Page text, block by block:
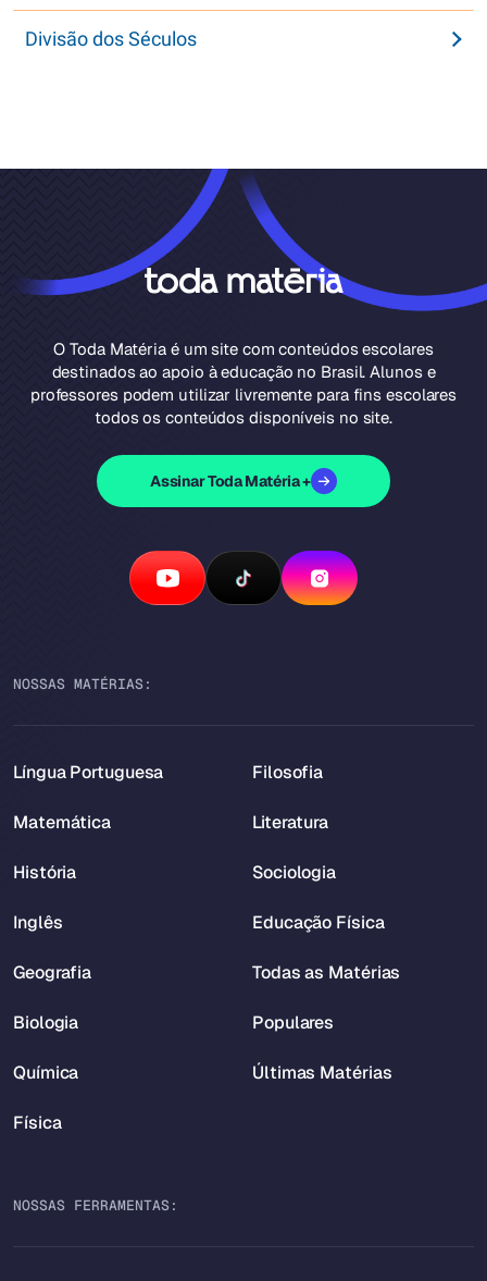
Divisão dos Séculos
O Toda Matéria é um site com conteúdos escolares
destinados ao apoio à educação no Brasil. Alunos e
professores podem utilizar livremente para fins escolares
todos os conteúdos disponíveis no site.
Assinar Toda Matéria +
NOSSAS MATÉRIAS:
Língua Portuguesa
Matemática
História
Inglês
Geografia
Biologia
Química
Física
Filosofia
Literatura
Sociologia
Educação Física
Todas as Matérias
Populares
Últimas Matérias
NOSSAS FERRAMENTAS: